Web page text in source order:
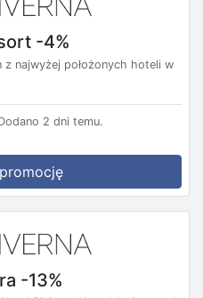
-4%
najwyżej położonych hoteli w
2 dni temu.
-13%